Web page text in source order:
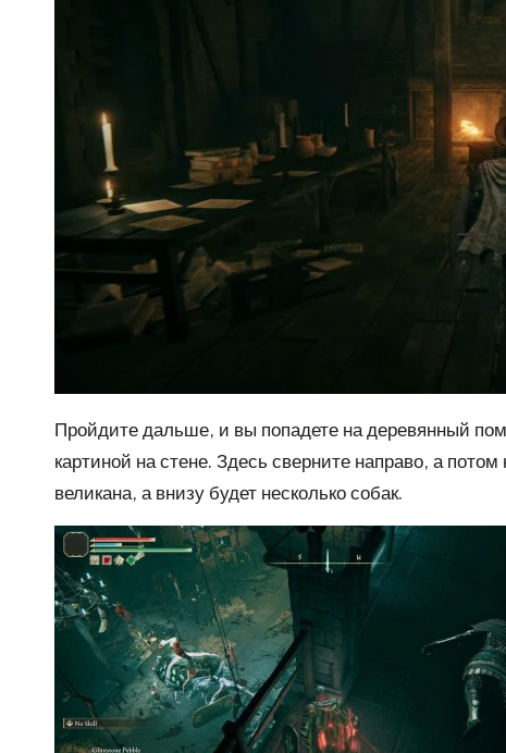
Пройдите дальше, и вы попадете на деревянный
картиной на стене. Здесь сверните направо, а
великана, а внизу будет несколько собак.